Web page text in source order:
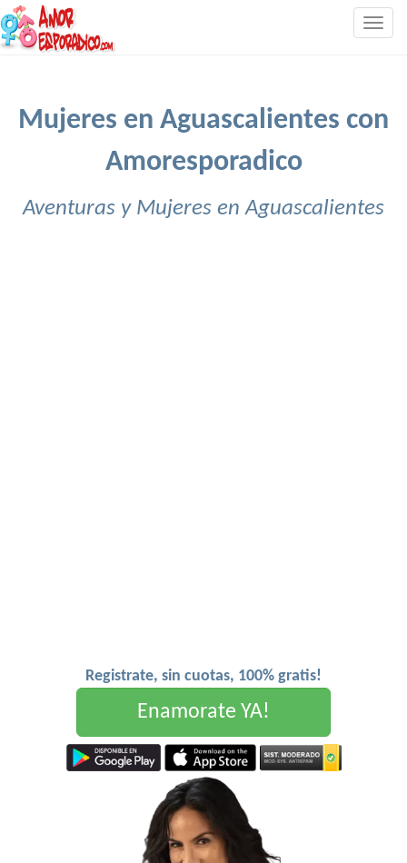
Mujeres en Aguascalientes con
Amoresporadico
Aventuras y Mujeres en Aguascalientes
Registrate, sin cuotas, 100% gratis!
Enamorate YA!